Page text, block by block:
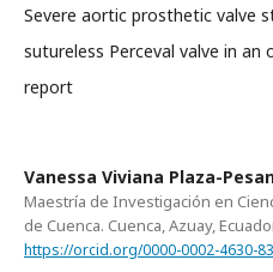
Severe aortic prosthetic valve
sutureless Perceval valve in an
report
Vanessa Viviana Plaza-
Maestría de Investigación en
de Cuenca. Cuenca, Azuay,
https://orcid.org/0000-0002-4630-